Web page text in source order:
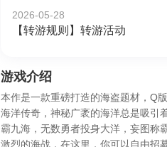
2026-05-28
【转游规则】转游活动
游戏介绍
本作是一款重磅打造的海盗题材，Q
海洋传奇，神秘广袤的海洋总是吸引
霸九海，无数勇者投身大洋，妄图称
激烈的海战，在这里，你可以自由招